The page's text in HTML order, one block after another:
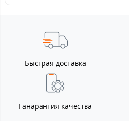
Быстрая доставка
Ганарантия качества